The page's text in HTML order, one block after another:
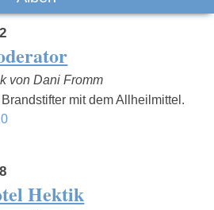
von Dani Fromm
Brandstifter mit dem Allheilmittel.
Hektik